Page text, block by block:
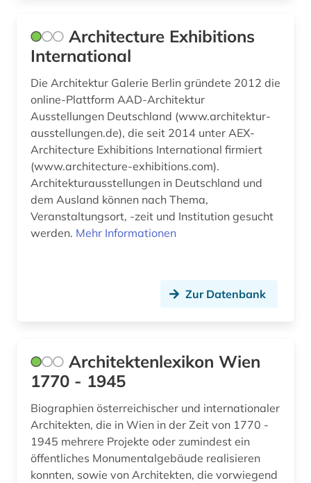
film (3)
filmgeschichte (1)
finnmark (1)
fluidik (1)
folklore (1)
forschung (2)
fortifikation (1)
foto (1)
fotoarchiv (1)
fotografie (5)
fotografieren (1)
Architecture Exhibitions
International
Die Architektur Galerie Berlin gründete 2012 die
online-Plattform AAD-Architektur
Ausstellungen Deutschland (www.architektur-
ausstellungen.de), die seit 2014 unter AEX-
Architecture Exhibitions International firmiert
(www.architecture-exhibitions.com).
Architekturausstellungen in Deutschland und
dem Ausland können nach Thema,
Veranstaltungsort, -zeit und Institution gesucht
werden. Mehr Informationen
Zur Datenbank
Architektenlexikon Wien
1770 - 1945
Biographien österreichischer und internationaler
Architekten, die in Wien in der Zeit von 1770 -
1945 mehrere Projekte oder zumindest ein
öffentliches Monumentalgebäude realisieren
konnten, sowie von Architekten, die vorwiegend